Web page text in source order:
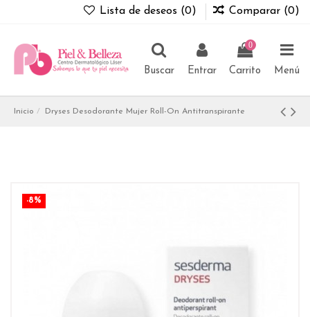
Lista de deseos (0) Comparar (0)
Buscar Entrar
0
Carrito Menú
Inicio Dryses Desodorante Mujer Roll-On Antitranspirante
-8%